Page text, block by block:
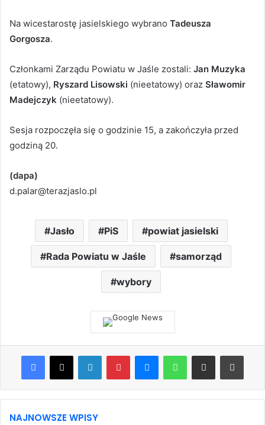
Na wicestarostę jasielskiego wybrano Tadeusza
Gorgosza.
Członkami Zarządu Powiatu w Jaśle zostali: Jan Muzyka
(etatowy), Ryszard Lisowski (nieetatowy) oraz Sławomir
Madejczyk (nieetatowy).
Sesja rozpoczęła się o godzinie 15, a zakończyła przed
godziną 20.
(dapa)
d.palar@terazjaslo.pl
Jasło PiS powiat jasielski
Rada Powiatu w Jaśle samorząd
wybory
Facebook
X LinkedInPinterestMessengerWhatsAppShare via Email Print
NAJNOWSZE WPISY